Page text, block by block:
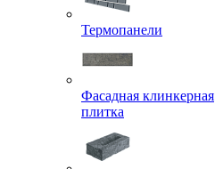
Термопанели
Фасадная клинкерная
плитка